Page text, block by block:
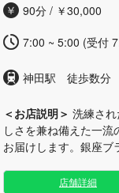
しいたします。日常の
いませ。皆様のお越し
90分 / ￥30,000
7:00 ~ 5:00 (受付
神田駅 徒歩数分
＜お店説明＞ 洗練さ
しさを兼ね備えた一
お届けします。銀座ブ
堪能ください。 当店では、洗練されたおもてなしの心
店舗詳細